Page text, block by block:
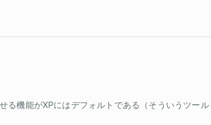
る機能がXPにはデフォルトである（そういうツー